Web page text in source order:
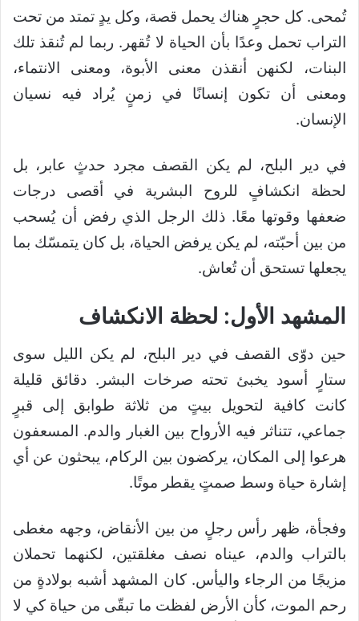
تُمحى. كل حجرٍ هناك يحمل قصة، وكل يدٍ تمتد من تحت
التراب تحمل وعدًا بأن الحياة لا تُقهر. ربما لم تُنقذ تلك
البنات، لكنهن أنقذن معنى الأبوة، ومعنى الانتماء،
ومعنى أن تكون إنسانًا في زمنٍ يُراد فيه نسيان
الإنسان.
في دير البلح، لم يكن القصف مجرد حدثٍ عابر، بل
لحظة انكشافٍ للروح البشرية في أقصى درجات
ضعفها وقوتها معًا. ذلك الرجل الذي رفض أن يُسحب
من بين أحبّته، لم يكن يرفض الحياة، بل كان يتمسّك بما
يجعلها تستحق أن تُعاش.
المشهد الأول: لحظة الانكشاف
حين دوّى القصف في دير البلح، لم يكن الليل سوى
ستارٍ أسود يخبئ تحته صرخات البشر. دقائق قليلة
كانت كافية لتحويل بيتٍ من ثلاثة طوابق إلى قبرٍ
جماعي، تتناثر فيه الأرواح بين الغبار والدم. المسعفون
هرعوا إلى المكان، يركضون بين الركام، يبحثون عن أي
إشارة حياة وسط صمتٍ يقطر موتًا.
وفجأة، ظهر رأس رجلٍ من بين الأنقاض، وجهه مغطى
بالتراب والدم، عيناه نصف مغلقتين، لكنهما تحملان
مزيجًا من الرجاء واليأس. كان المشهد أشبه بولادةٍ من
رحم الموت، كأن الأرض لفظت ما تبقّى من حياة كي لا